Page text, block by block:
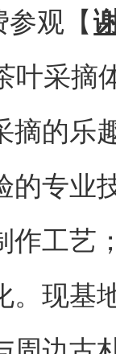
观【
叶采摘
摘的乐
的专业
作工艺
。现基